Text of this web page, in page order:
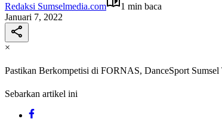
Redaksi Sumselmedia.com
1 min baca
Januari 7, 2022
×
Pastikan Berkompetisi di FORNAS, DanceSport Sumsel
Sebarkan artikel ini